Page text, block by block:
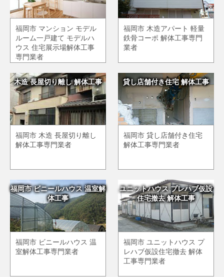
福岡市 マンション モデル
ルーム一戸建て モデルハ
ウス 住宅展示場解体工事
専門業者
福岡市 木造アパート 軽量
鉄骨コーポ 解体工事専門
業者
木造 長屋切り離し 解体工事
福岡市 木造 長屋切り離し
解体工事専門業者
貸し店舗付き住宅 解体工事
福岡市 貸し店舗付き住宅
解体工事専門業者
福岡市 ビニールハウス 温室解
体工事
福岡市 ビニールハウス 温
室解体工事専門業者
ユニットハウス プレハブ仮設
住宅撤去 解体工事
福岡市 ユニットハウス プ
レハブ仮設住宅撤去 解体
工事専門業者